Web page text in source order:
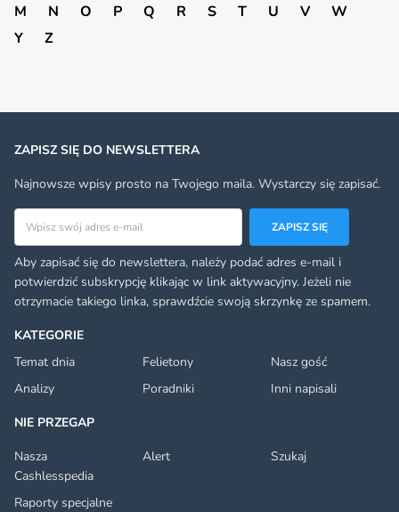
M
N O P Q R S T U V
W
Y
Z
KATEGORIE
Temat dnia
Felietony
Nasz gość
Analizy
Poradniki
Inni napisali
NIE PRZEGAP
Nasza
Cashlesspedia
Alert Szukaj
Raporty specjalne
ZAPISZ SIĘ DO NEWSLETTERA
Najnowsze wpisy prosto na Twojego maila. Wystarczy się zapisać.
Adres email
ZAPISZ SIĘ
Aby zapisać się do newslettera, należy podać adres e-mail i
potwierdzić subskrypcję klikając w link aktywacyjny. Jeżeli nie
otrzymacie takiego linka, sprawdźcie swoją skrzynkę ze spamem.